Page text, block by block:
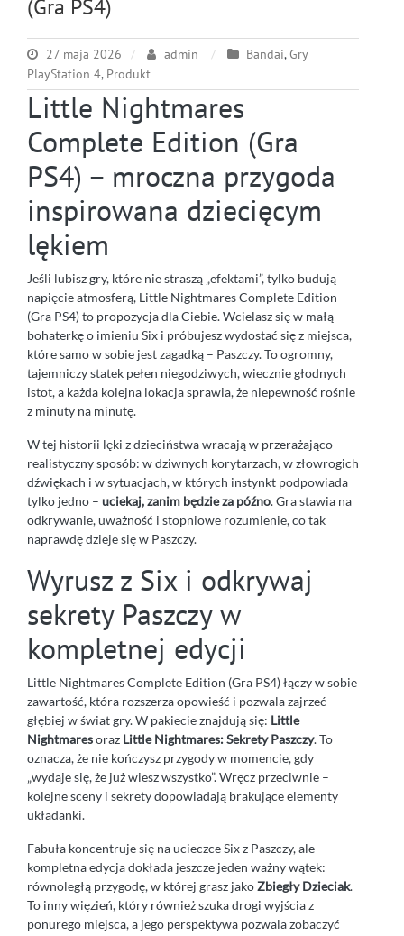
(Gra PS4)
27 maja 2026 admin Bandai,Gry
PlayStation 4, Produkt
Little Nightmares
Complete Edition (Gra
PS4) – mroczna przygoda
inspirowana dziecięcym
lękiem
Jeśli lubisz gry, które nie straszą „efektami”, tylko budują
napięcie atmosferą, Little Nightmares Complete Edition
(Gra PS4) to propozycja dla Ciebie. Wcielasz się w małą
bohaterkę o imieniu Six i próbujesz wydostać się z miejsca,
które samo w sobie jest zagadką – Paszczy. To ogromny,
tajemniczy statek pełen niegodziwych, wiecznie głodnych
istot, a każda kolejna lokacja sprawia, że niepewność rośnie
z minuty na minutę.
W tej historii lęki z dzieciństwa wracają w przerażająco
realistyczny sposób: w dziwnych korytarzach, w złowrogich
dźwiękach i w sytuacjach, w których instynkt podpowiada
tylko jedno – uciekaj, zanim będzie za późno. Gra stawia na
odkrywanie, uważność i stopniowe rozumienie, co tak
naprawdę dzieje się w Paszczy.
Wyrusz z Six i odkrywaj
sekrety Paszczy w
kompletnej edycji
Little Nightmares Complete Edition (Gra PS4) łączy w sobie
zawartość, która rozszerza opowieść i pozwala zajrzeć
głębiej w świat gry. W pakiecie znajdują się: Little
Nightmaresoraz Little Nightmares: Sekrety Paszczy. To
oznacza, że nie kończysz przygody w momencie, gdy
„wydaje się, że już wiesz wszystko”. Wręcz przeciwnie –
kolejne sceny i sekrety dopowiadają brakujące elementy
układanki.
Fabuła koncentruje się na ucieczce Six z Paszczy, ale
kompletna edycja dokłada jeszcze jeden ważny wątek:
równoległą przygodę, w której grasz jakoZbiegły Dzieciak.
To inny więzień, który również szuka drogi wyjścia z
ponurego miejsca, a jego perspektywa pozwala zobaczyć